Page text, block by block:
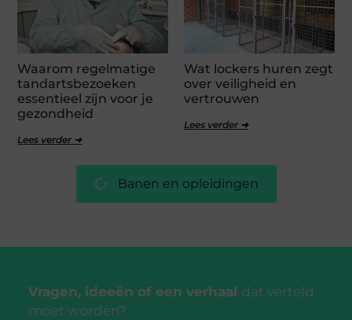
Waarom regelmatige
tandartsbezoeken
essentieel zijn voor je
gezondheid
Lees verder ➜
Wat lockers huren zegt
over veiligheid en
vertrouwen
Lees verder ➜
Banen en opleidingen
Vragen, ideeën of een verhaal dat verteld
moet worden?